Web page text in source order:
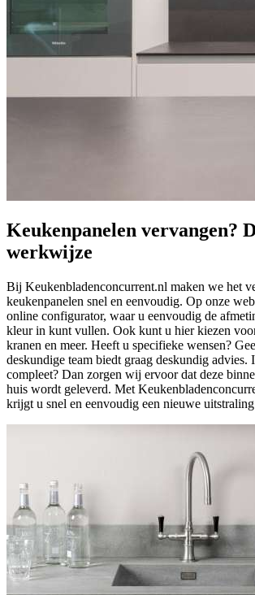
Keukenpanelen vervangen?
werkwijze
Bij Keukenbladenconcurrent.nl maken we het
keukenpanelen snel en eenvoudig. Op onze
online configurator, waar u eenvoudig de
kleur in kunt vullen. Ook kunt u hier kiezen
kranen en meer. Heeft u specifieke wensen?
deskundige team biedt graag deskundig advies.
compleet? Dan zorgen wij ervoor dat deze
huis wordt geleverd. Met
krijgt u snel en eenvoudig een nieuwe